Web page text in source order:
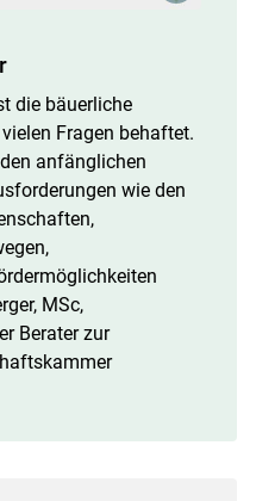
die bäuerliche
Fragen behaftet.
anfänglichen
wie den
MSc,
Berater zur